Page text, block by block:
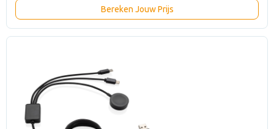
Bereken Jouw Prijs